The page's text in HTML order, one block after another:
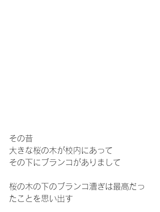
その昔
大きな桜の木が校内にあって
その下にブランコがありまして
桜の木の下のブランコ漕ぎは最高だっ
たことを思い出す